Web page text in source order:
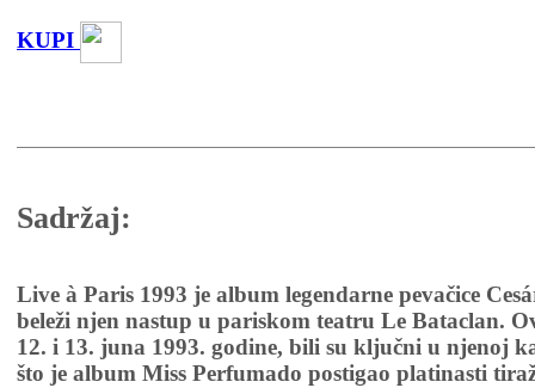
KUPI
Sadržaj:
Live à Paris 1993 je album legendarne pevačice
beleži njen nastup u pariskom teatru Le Bataclan.
12. i 13. juna 1993. godine, bili su ključni u njenoj
što je album Miss Perfumado postigao platinasti